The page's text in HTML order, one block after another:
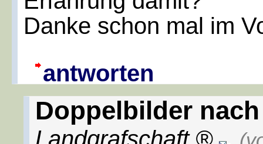
Danke schon mal im
antworten
Doppelbilder